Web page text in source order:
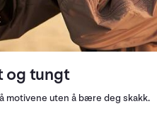
og tungt
motivene uten å bære deg skakk.